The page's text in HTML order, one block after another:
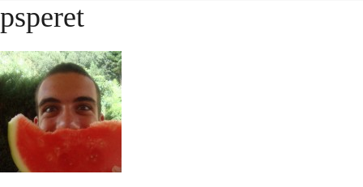
Saltar
al
contenido
psperet